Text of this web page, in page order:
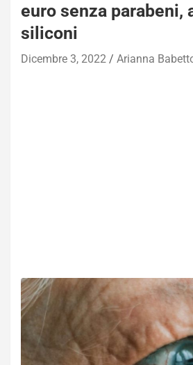
euro senza parabeni,
siliconi
Dicembre 3, 2022 Arianna